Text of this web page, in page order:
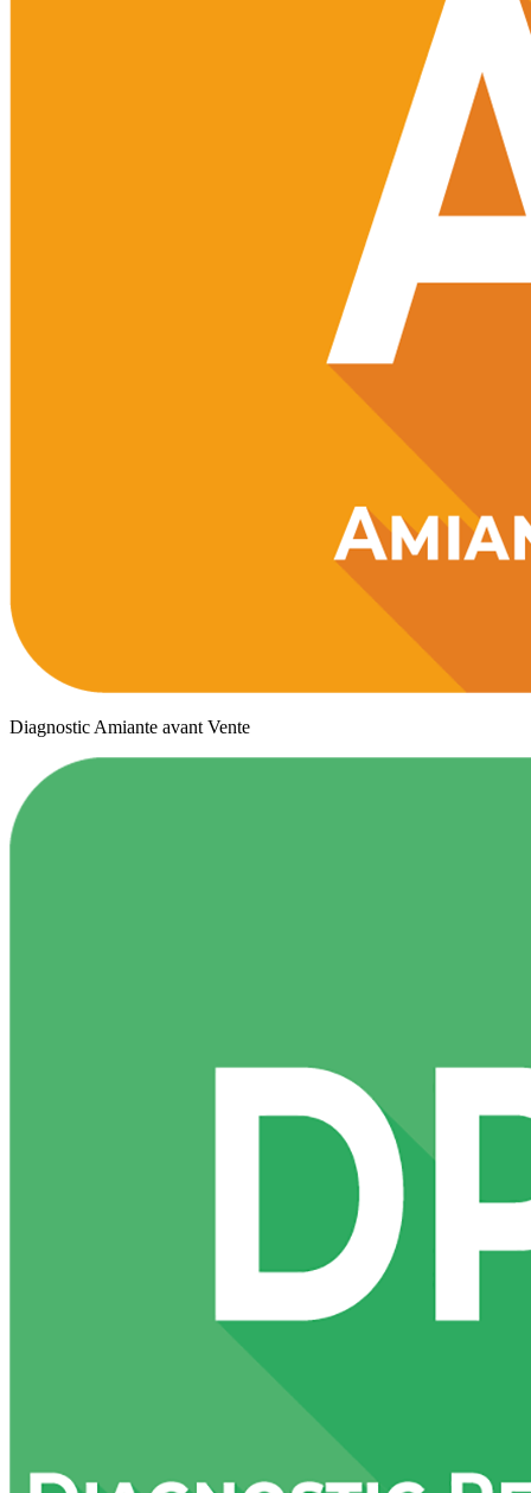
Diagnostic Amiante avant Vente